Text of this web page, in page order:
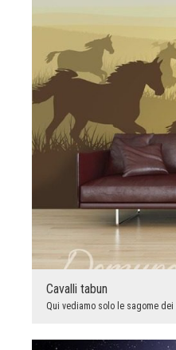
Cavalli tabun
Qui vediamo solo le sagome